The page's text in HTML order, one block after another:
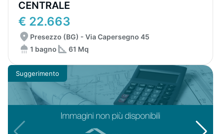
CENTRALE
€ 22.663
Presezzo (BG) - Via Capersegno 45
1 bagno
61 Mq
Suggerimento